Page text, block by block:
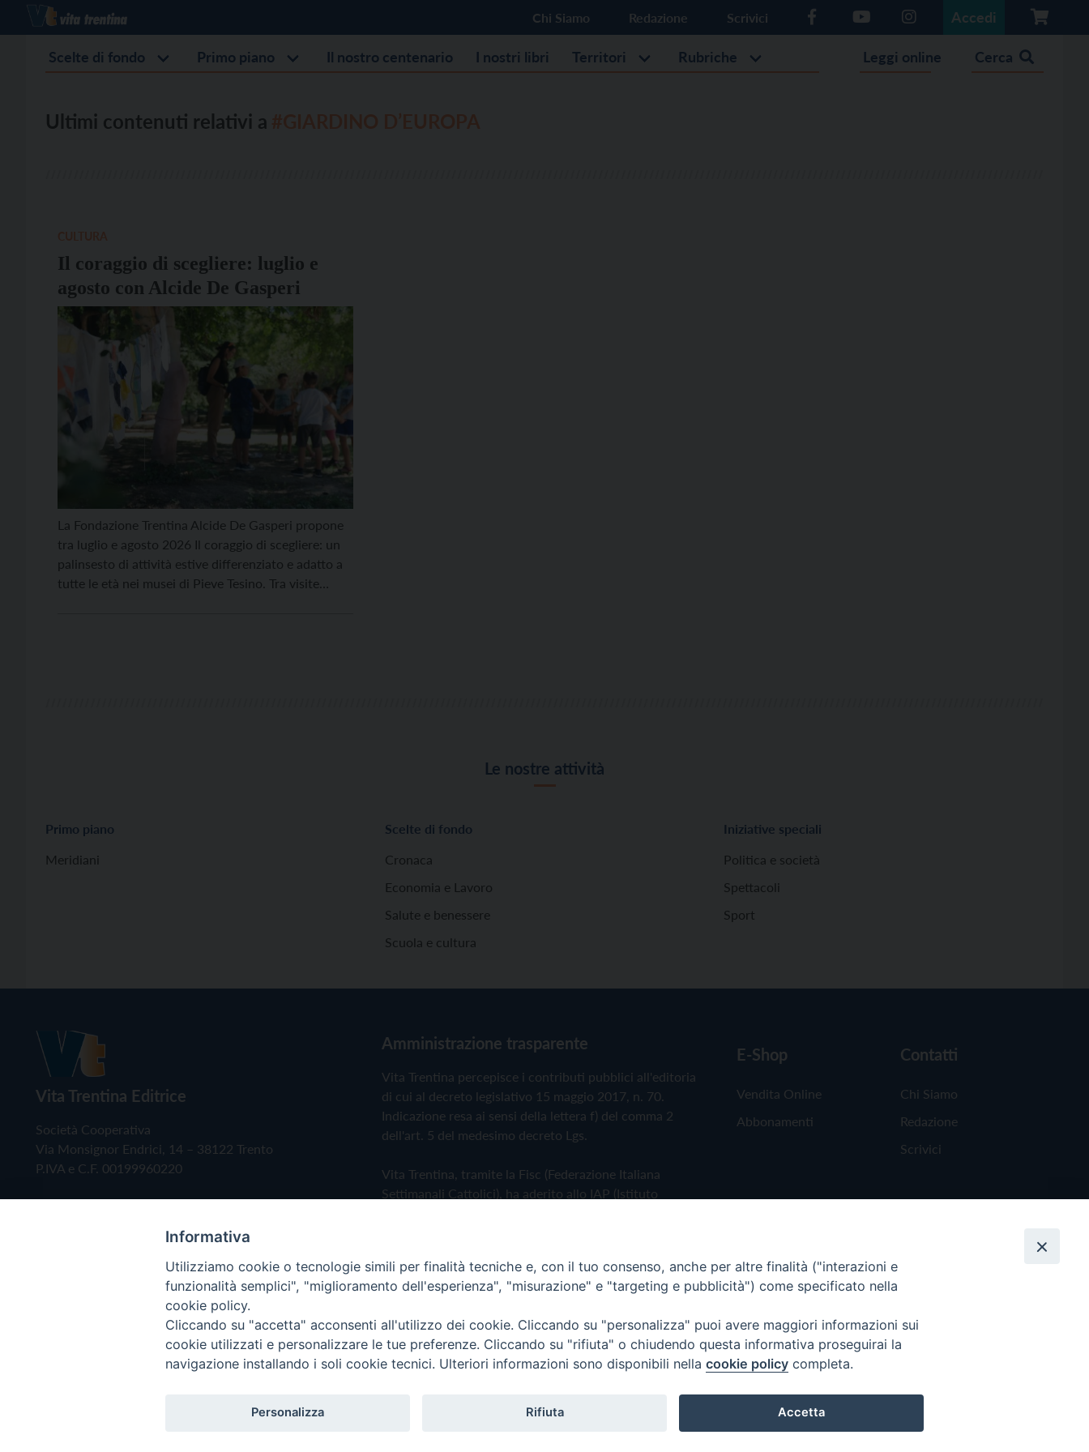
Chi Siamo Redazione Scrivici Accedi
Scelte di fondo Primo piano Il nostro centenario I nostri libri Territori Rubriche Leggi online Cerca
Ultimi contenuti relativi a
Il coraggio di scegliere: luglio e
agosto con Alcide De Gasperi
La Fondazione Trentina Alcide De Gasperi propone
tra luglio e agosto 2026 Il coraggio di scegliere: un
palinsesto di attività estive differenziato e adatto a
tutte le età nei musei di Pieve Tesino. Tra visite
Le nostre attività
Primo piano
Meridiani
Scelte di fondo
Cronaca
Economia e Lavoro
Salute e benessere
Scuola e cultura
Iniziative speciali
Politica e società
Spettacoli
Sport
Vita Trentina Editrice
Società Cooperativa
Via Monsignor Endrici, 14 – 38122 Trento
P.IVA e C.F. 00199960220
Amministrazione trasparente
Vita Trentina percepisce i contributi pubblici all'editoria
di cui al decreto legislativo 15 maggio 2017, n. 70.
Indicazione resa ai sensi della lettera f) del comma 2
dell'art. 5 del medesimo decreto Lgs.
Vita Trentina, tramite la Fisc (Federazione Italiana
Settimanali Cattolici), ha aderito allo IAP (Istituto
Privacy Policy Cookie Policy
E-Shop
Vendita Online
Abbonamenti
Contatti
Chi Siamo
Redazione
Scrivici
Copyright © 2019 - Tutti i diritti riservati - Vita Trentina Editrice
Informativa
Utilizziamo cookie o tecnologie simili per finalità tecniche e, con il tuo consenso, anche per altre finalità ("interazioni e
funzionalità semplici", "miglioramento dell'esperienza", "misurazione" e "targeting e pubblicità") come specificato nella
cookie policy.
Cliccando su "accetta" acconsenti all'utilizzo dei cookie. Cliccando su "personalizza" puoi avere maggiori informazioni sui
cookie utilizzati e personalizzare le tue preferenze. Cliccando su "rifiuta" o chiudendo questa informativa proseguirai la
navigazione installando i soli cookie tecnici. Ulteriori informazioni sono disponibili nella cookie policy completa.
Personalizza Rifiuta Accetta